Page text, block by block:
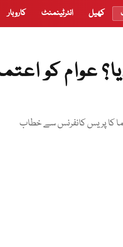
کھیل انٹرٹینمنٹ کاروبار
عوام کو
کا پریس کانفرنس سے خطاب